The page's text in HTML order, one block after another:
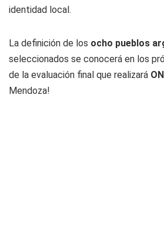
identidad local.
La definición de los ocho pueblos
seleccionados se conocerá en los
de la evaluación final que realizará
Mendoza!